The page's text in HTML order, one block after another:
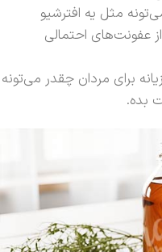
مثل یه افترشیو
عفونت‌های احتمالی
برای مردان چقدر می‌تونه
بده.